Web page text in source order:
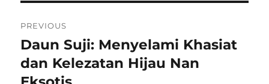
pos
PREVIOUS
Previous
post:
Daun Suji: Menyelami Khasiat
dan Kelezatan Hijau Nan